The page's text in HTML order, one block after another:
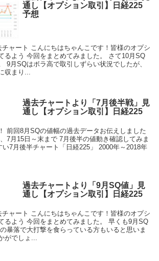
通し【オプション取引】日経225
予想
チャート こんにちはちゃんこです！皆様のオプシ
るよう 今回をまとめてみました。 さて10月SQ
9月SQはボラ高で取引しずらい状況でしたが、
収まり...
過去チャートより「7月後半戦」見
通し【オプション取引】日経225
前回8月SQの値幅の過去データお伝えしました
7月15日～末まで 7月後半の値動き確認してみま
7月後半チャート「日経225」 2000年～2018年
過去チャートより「9月SQ値」見
通し【オプション取引】日経225
チャート こんにちはちゃんこです！皆様のオプシ
るよう 今回をまとめてみました。 早くも9月SQ
暴落で大打撃を食らっている方もいると思いま
がでしょ...